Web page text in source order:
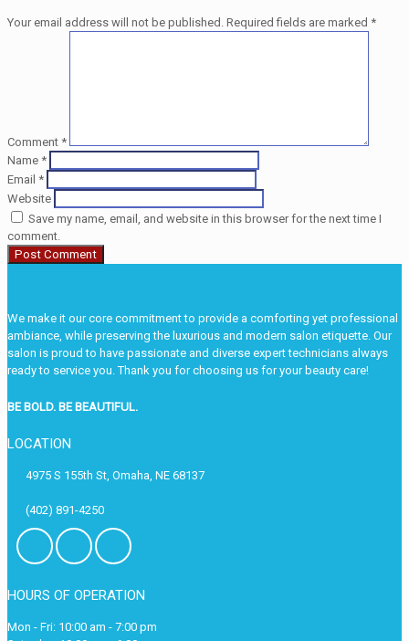
Your email address will not be published. Required fields are marked *
Comment *
Name *
Email *
Website
Save my name, email, and website in this browser for the next time I
comment.
We make it our core commitment to provide a comforting yet professional
ambiance, while preserving the luxurious and modern salon etiquette. Our
salon is proud to have passionate and diverse expert technicians always
ready to service you. Thank you for choosing us for your beauty care!
BE BOLD. BE BEAUTIFUL.
LOCATION
4975 S 155th St, Omaha, NE 68137
(402) 891-4250
HOURS OF OPERATION
Mon - Fri: 10:00 am - 7:00 pm